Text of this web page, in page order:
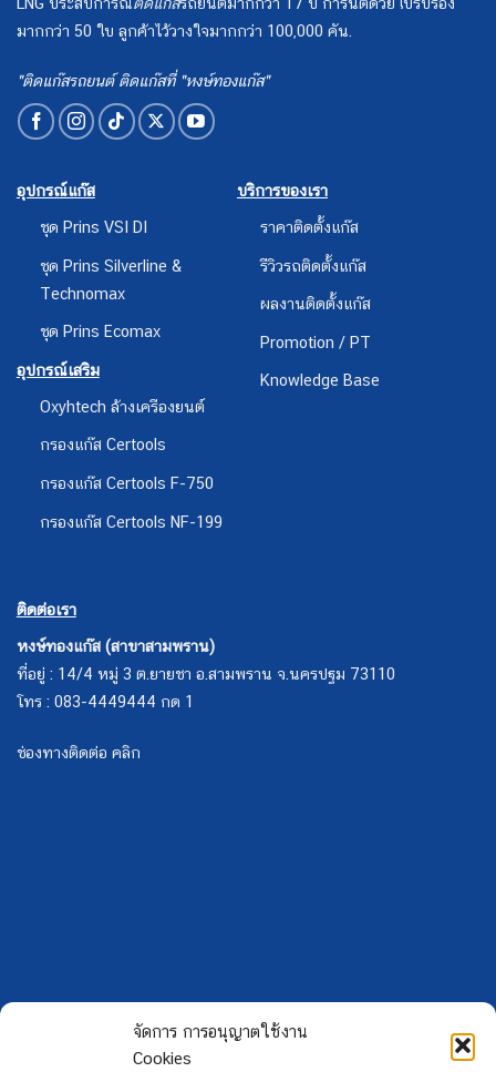
จัดการ การอนุญาตใช้งาน
Cookies
อุปกรณ์แก๊ส
ชุด Prins VSI DI
Technomax
Oxyhtech ล้างเครืองยนต์
กรองแก๊ส Certools
กรองแก๊ส Certools F-750
กรองแก๊ส Certools NF-199
บริการของเรา
ผลงานติดตั้งแก๊ส
Promotion / PT
Knowledge Base
ติดต่อเรา
หงษ์ทองแก๊ส (สาขาสามพราน)
ช่องทางติดต่อ คลิก
Copyright 2026 © Hongtong Auto Gas